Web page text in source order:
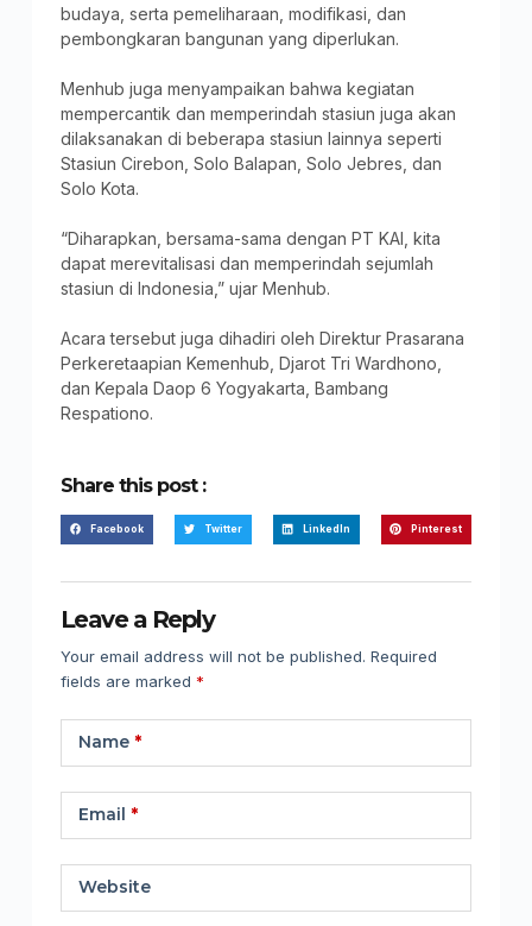
budaya, serta pemeliharaan, modifikasi, dan
pembongkaran bangunan yang diperlukan.
Menhub juga menyampaikan bahwa kegiatan
mempercantik dan memperindah stasiun juga akan
dilaksanakan di beberapa stasiun lainnya seperti
Stasiun Cirebon, Solo Balapan, Solo Jebres, dan
Solo Kota.
“Diharapkan, bersama-sama dengan PT KAI, kita
dapat merevitalisasi dan memperindah sejumlah
stasiun di Indonesia,” ujar Menhub.
Acara tersebut juga dihadiri oleh Direktur Prasarana
Perkeretaapian Kemenhub, Djarot Tri Wardhono,
dan Kepala Daop 6 Yogyakarta, Bambang
Respationo.
Share this post :
Facebook Twitter LinkedIn Pinterest
Leave a Reply
Your email address will not be published. Required
fields are marked *
Name*
Email *
Website